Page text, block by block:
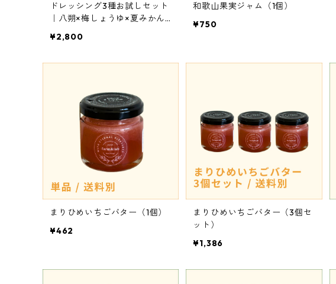
ドレッシング3種お試しセット
｜八朔×梅しょうゆ×夏みかん
¥2,800
和歌山果実ジャム（1個）
¥750
まりひめいちごバター（1個）
¥462
まりひめいちごバター（3個セ
ット）
¥1,386